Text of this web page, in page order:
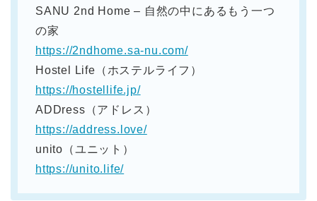
SANU 2nd Home – 自然の中にあるもう一つ
の家
https://2ndhome.sa-nu.com/
Hostel Life（ホステルライフ）
https://hostellife.jp/
ADDress（アドレス）
https://address.love/
unito（ユニット）
https://unito.life/